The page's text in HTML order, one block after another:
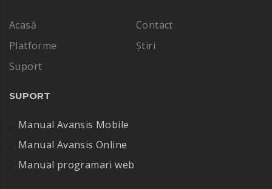
Acasă
Contact
Platforme
Știri
Suport
SUPORT
Manual Avansis Mobile
Manual Avansis Online
Manual programari web